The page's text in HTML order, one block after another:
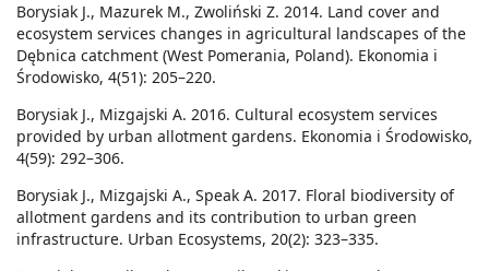
Borysiak J., Mazurek M., Zwoliński Z. 2014. Land cover and
ecosystem services changes in agricultural landscapes of the
Dębnica catchment (West Pomerania, Poland). Ekonomia i
Środowisko, 4(51): 205–220.
Borysiak J., Mizgajski A. 2016. Cultural ecosystem services
provided by urban allotment gardens. Ekonomia i Środowisko,
4(59): 292–306.
Borysiak J., Mizgajski A., Speak A. 2017. Floral biodiversity of
allotment gardens and its contribution to urban green
infrastructure. Urban Ecosystems, 20(2): 323–335.